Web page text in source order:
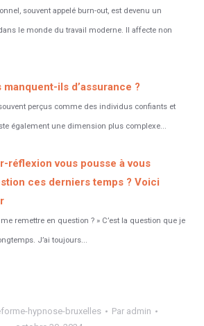
souvent appelé burn-out, est devenu un
le monde du travail moderne. Il affecte non
ils d’assurance ?
perçus comme des individus confiants et
également une dimension plus complexe...
réflexion vous pousse à vous
ces derniers temps ? Voici
remettre en question ? » C’est la question que je
J’ai toujours...
hypnose-bruxelles Par admin